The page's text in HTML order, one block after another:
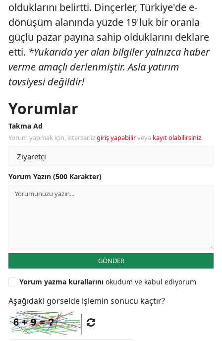
olduklarını belirtti. Dinçerler, Türkiye'de e-
dönüşüm alanında yüzde 19'luk bir oranla
güçlü pazar payına sahip olduklarını deklare
etti. *Yukarıda yer alan bilgiler yalnızca haber
verme amaçlı derlenmiştir. Asla yatırım
tavsiyesi değildir!
Yorumlar
Takma Ad
Yorum yapmak için, istersenizgiriş yapabilirveya kayıt olabilirsiniz.
Yorum Yazın (500 Karakter)
GÖNDER
Yorum yazma kurallarını okudum ve kabul ediyorum
Aşağıdaki görselde işlemin sonucu kaçtır?